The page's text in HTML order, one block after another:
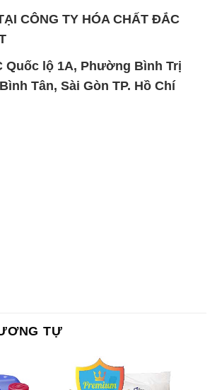
CÔNG TY HÓA CHẤT ĐẮC
Quốc lộ 1A, Phường Bình Trị
Tân, Sài Gòn TP. Hồ Chí
TỰ